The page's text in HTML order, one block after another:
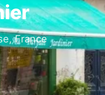
France